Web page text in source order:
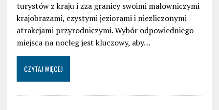
turystów z kraju i zza granicy swoimi malowniczymi
krajobrazami, czystymi jeziorami i niezliczonymi
atrakcjami przyrodniczymi. Wybór odpowiedniego
miejsca na nocleg jest kluczowy, aby…
CZYTAJ WIĘCEJ